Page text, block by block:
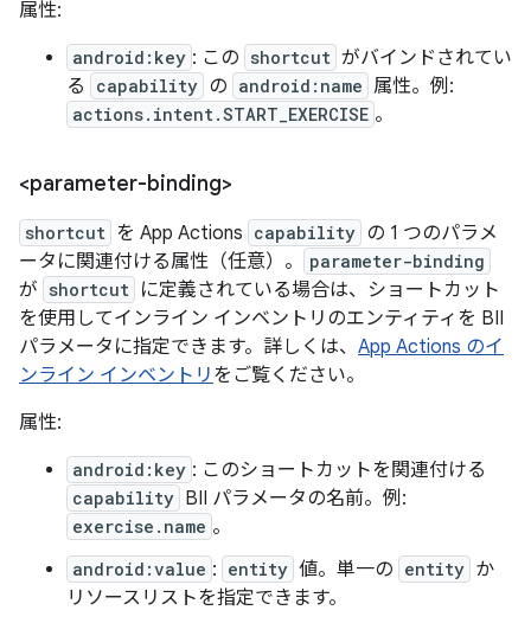
属性:
android:key : この shortcut がバインドされてい
る
capability の android:name 属性。例:
actions.intent.START_EXERCISE 。
<parameter-binding>
shortcut を App Actions capability の 1 つのパラメ
ータに関連付ける属性（任意）。
parameter-binding
が shortcut に定義されている場合は、ショートカット
を使用してインライン インベントリのエンティティを BII
パラメータに指定できます。詳しくは、 App Actions のイ
ンライン インベントリ をご覧ください。
属性:
android:key : このショートカットを関連付ける
capability BII パラメータの名前。例:
exercise.name 。
android:value : entity 値。単一の entity か
リソースリストを指定できます。